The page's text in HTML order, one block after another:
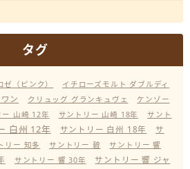
タグ
（ピンク）
イチローズモルト ダブルディ
ン クリュッグ グランキュヴェ
ケンゾー
ー 山崎 12年 サントリー 山崎 18年
サント
白州 12年 サントリー 白州 18年
サ
リー 知多 サントリー 碧
サントリー 響
サントリー 響 30年
サントリー 響 ジャ